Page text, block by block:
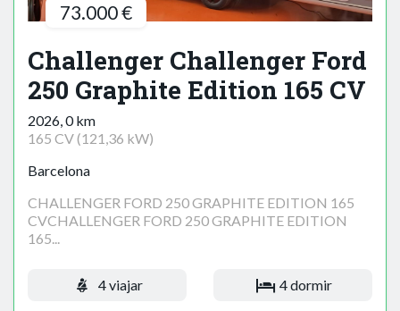
73.000 €
Challenger Challenger Ford
250 Graphite Edition 165 CV
2026, 0 km
165 CV (121,36 kW)
Barcelona
CHALLENGER FORD 250 GRAPHITE EDITION 165
CVCHALLENGER FORD 250 GRAPHITE EDITION
165...
4 viajar 4 dormir